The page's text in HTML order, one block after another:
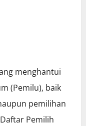
menghantui
(Pemilu), baik
pemilihan
Pemilih